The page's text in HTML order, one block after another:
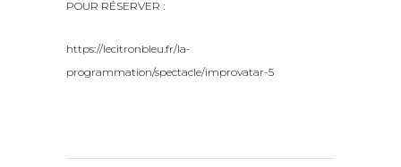
POUR RÉSERVER :
https://lecitronbleu.fr/la-
programmation/spectacle/improvatar-5